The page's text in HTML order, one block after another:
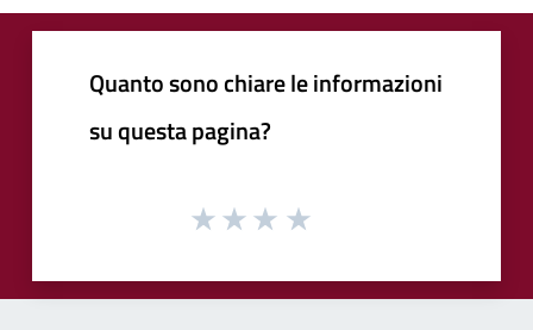
Quanto sono chiare le informazioni
su questa pagina?